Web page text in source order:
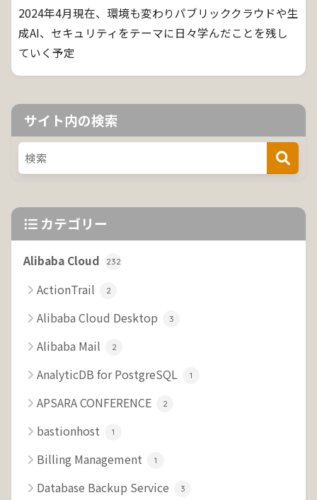
2024年4月現在、環境も変わりパブリッククラウドや生
成AI、セキュリティをテーマに日々学んだことを残し
ていく予定
サイト内の検索
カテゴリー
Alibaba Cloud 232
ActionTrail 2
Alibaba Cloud Desktop 3
Alibaba Mail 2
AnalyticDB for PostgreSQL 1
APSARA CONFERENCE 2
bastionhost 1
Billing Management 1
Database Backup Service 3